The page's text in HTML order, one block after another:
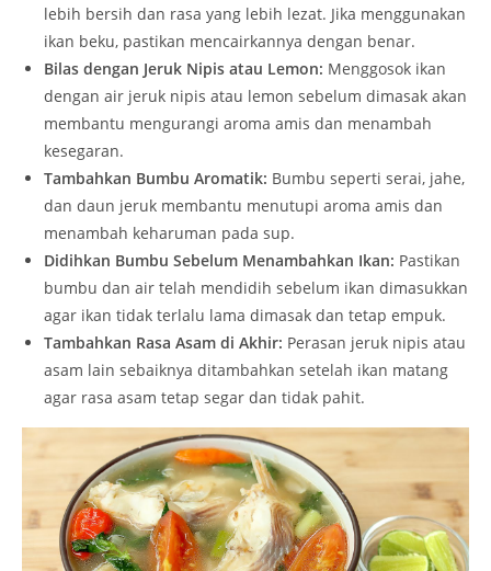
lebih bersih dan rasa yang lebih lezat. Jika menggunakan
ikan beku, pastikan mencairkannya dengan benar.
Bilas dengan Jeruk Nipis atau Lemon: Menggosok ikan
dengan air jeruk nipis atau lemon sebelum dimasak akan
membantu mengurangi aroma amis dan menambah
kesegaran.
Tambahkan Bumbu Aromatik: Bumbu seperti serai, jahe,
dan daun jeruk membantu menutupi aroma amis dan
menambah keharuman pada sup.
Didihkan Bumbu Sebelum Menambahkan Ikan: Pastikan
bumbu dan air telah mendidih sebelum ikan dimasukkan
agar ikan tidak terlalu lama dimasak dan tetap empuk.
Tambahkan Rasa Asam di Akhir: Perasan jeruk nipis atau
asam lain sebaiknya ditambahkan setelah ikan matang
agar rasa asam tetap segar dan tidak pahit.